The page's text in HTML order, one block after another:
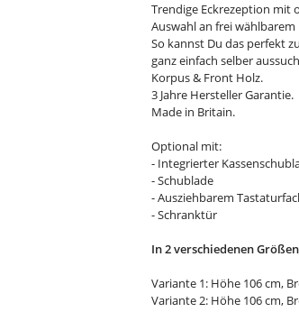
Trendige Eckrezeption mit
Auswahl an frei
So kannst Du das perfekt
ganz einfach selber
Korpus & Front Holz.
3 Jahre Hersteller Garantie.
Made in Britain.
Optional mit:
- Integrierter
- Schublade
- Ausziehbarem
- Schranktür
In 2 verschiedenen
Variante 1: Höhe 106 cm,
Variante 2: Höhe 106 cm,